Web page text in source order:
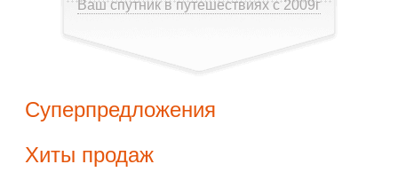
Ваш спутник в путешествиях с 2009г
Суперпредложения
Хиты продаж